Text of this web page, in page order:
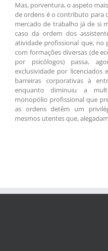
Mas, porventura, o aspeto
de ordens é o contributo para
mercado de trabalho já de si
caso da ordem dos
atividade profissional que, no
com formações diversas (de
por psicólogos) passa,
exclusividade por licenciados
barreiras corporativas à
enquanto diminuiu a
monopólio profissional que
as ordens detêm um
mesmos utentes que,